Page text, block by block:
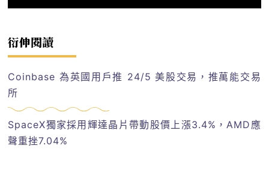
衍伸閱讀
Coinbase 為英國用戶推 24/5 美股交易，推萬能交易
所
SpaceX獨家採用輝達晶片帶動股價上漲3.4%，AMD應
聲重挫7.04%